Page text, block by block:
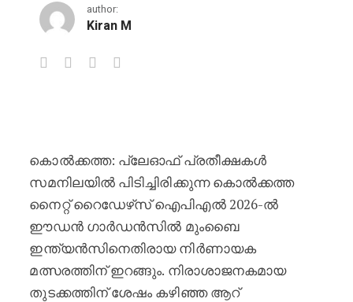
author:
Kiran M
കൊൽക്കത്ത: പ്ലേഓഫ് പ്രതീക്ഷകൾ
സമനിലയിൽ പിടിച്ചിരിക്കുന്ന കൊൽക്കത്ത
നൈറ്റ് റൈഡേഴ്‌സ് ഐപിഎൽ 2026-ൽ
ഈഡൻ ഗാർഡൻസിൽ മുംബൈ
ഇന്ത്യൻസിനെതിരായ നിർണായക
മത്സരത്തിന് ഇറങ്ങും. നിരാശാജനകമായ
തുടക്കത്തിന് ശേഷം കഴിഞ്ഞ ആറ്